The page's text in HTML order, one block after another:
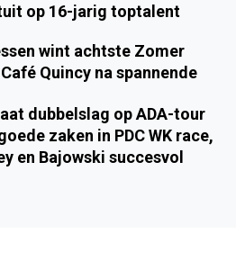
op 16-jarig toptalent
wint achtste Zomer
Quincy na spannende
dubbelslag op ADA-tour
zaken in PDC WK race,
en Bajowski succesvol